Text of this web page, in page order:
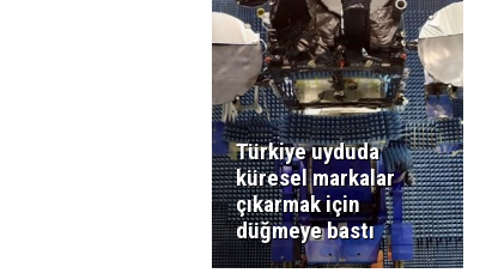
Türkiye uyduda
küresel markalar
çıkarmak için
düğmeye bastı